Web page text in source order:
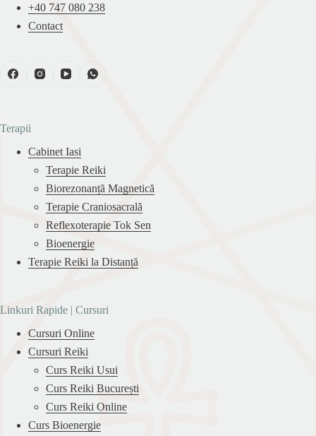
+40 747 080 238
Contact
Terapii
Cabinet Iasi
Terapie Reiki
Biorezonanță Magnetică
Terapie Craniosacrală
Reflexoterapie Tok Sen
Bioenergie
Terapie Reiki la Distanță
Linkuri Rapide | Cursuri
Cursuri Online
Cursuri Reiki
Curs Reiki Usui
Curs Reiki București
Curs Reiki Online
Curs Bioenergie